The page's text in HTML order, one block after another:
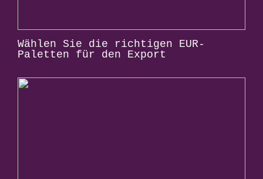
Wählen Sie die richtigen EUR-
Paletten für den Export